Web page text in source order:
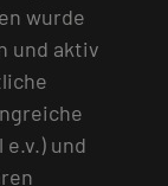
wurde
und aktiv
und